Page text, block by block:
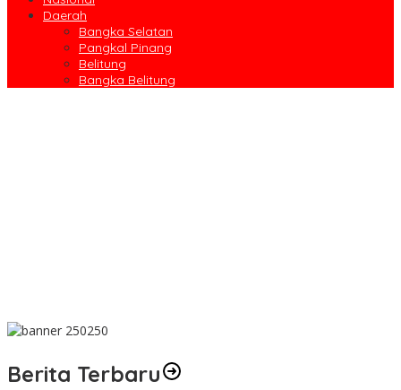
Daerah
Bangka Selatan
Pangkal Pinang
Belitung
Bangka Belitung
Berita Terbaru